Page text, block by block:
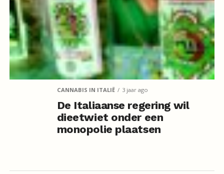
CANNABIS IN ITALIË 3 jaar ago
De Italiaanse regering wil
dieetwiet onder een
monopolie plaatsen